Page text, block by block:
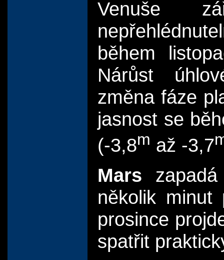
Venuše
během
Nárůst
změna fáze
jasnost se
(-3,8m až -3,7
Mars
několik
prosince
spatřit